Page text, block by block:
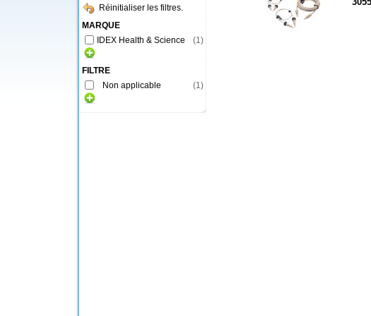
Réinitialiser les filtres.
MARQUE
IDEX Health & Science
(1)
FILTRE
Non applicable
(1)